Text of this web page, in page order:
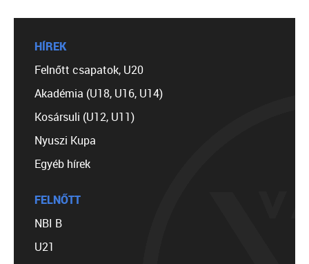
HÍREK
Felnőtt csapatok, U20
Akadémia (U18, U16, U14)
Kosársuli (U12, U11)
Nyuszi Kupa
Egyéb hírek
FELNŐTT
NBI B
U21